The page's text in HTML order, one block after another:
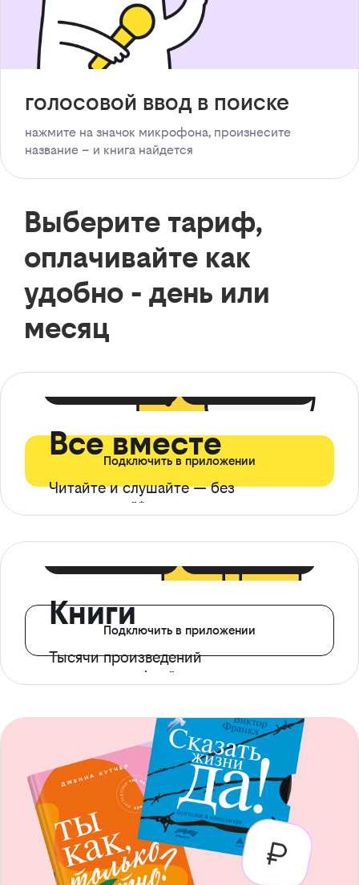
голосовой ввод в поиске
нажмите на значок микрофона, произнесите
название – и книга найдется
Выберите тариф,
оплачивайте как
удобно - день или
месяц
Все вместе
Читайте и слушайте — без
ограничений*
Подключить в приложении
Книги
Тысячи произведений
с доступом офлайн
Подключить в приложении